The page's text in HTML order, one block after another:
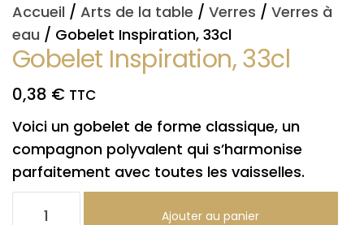
Accueil / Arts de la table / Verres / Verres à
eau / Gobelet Inspiration, 33cl
Gobelet Inspiration, 33cl
0,38 € TTC
Voici un gobelet de forme classique, un
compagnon polyvalent qui s’harmonise
parfaitement avec toutes les vaisselles.
Ajouter au panier